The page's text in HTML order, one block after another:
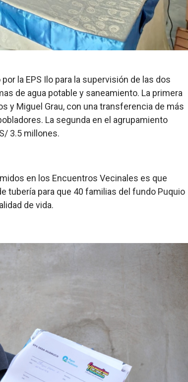
la EPS Ilo para la supervisión de las dos
de agua potable y saneamiento. La primera
y Miguel Grau, con una transferencia de más
La segunda en el agrupamiento
3.5 millones.
en los Encuentros Vecinales es que
tubería para que 40 familias del fundo Puquio
de vida.